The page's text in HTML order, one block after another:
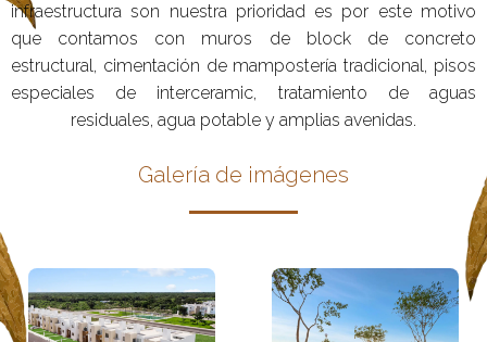
infraestructura son nuestra prioridad es por este motivo
que contamos con muros de block de concreto
estructural, cimentación de mampostería tradicional, pisos
especiales de interceramic, tratamiento de aguas
residuales, agua potable y amplias avenidas.
Galería de imágenes